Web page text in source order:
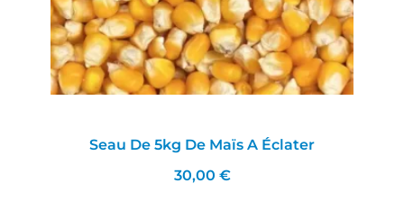
Seau De 5kg De Maïs A Éclater
30,00 €